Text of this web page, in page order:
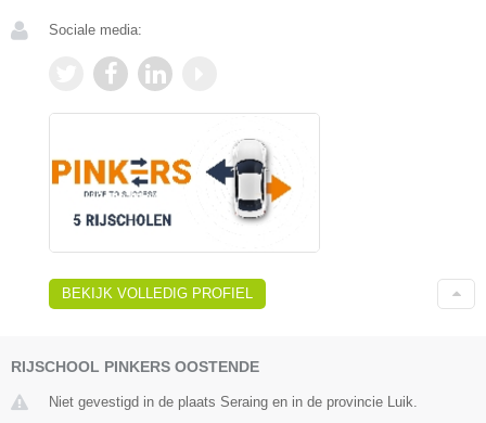
Sociale media:
BEKIJK VOLLEDIG PROFIEL
RIJSCHOOL PINKERS OOSTENDE
Niet gevestigd in de plaats Seraing en in de provincie Luik.